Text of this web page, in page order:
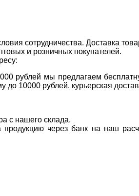
сотрудничества. Доставка
и розничных покупателей.
рублей мы предлагаем
до 10000 рублей, курьерская
с нашего склада.
продукцию через банк на наш